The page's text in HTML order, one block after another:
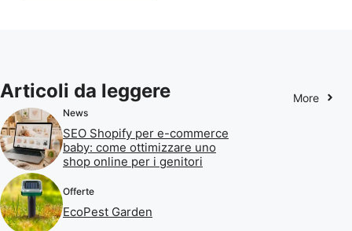
Articoli da leggere More
News
SEO Shopify per e-commerce
baby: come ottimizzare uno
shop online per i genitori
Offerte
EcoPest Garden